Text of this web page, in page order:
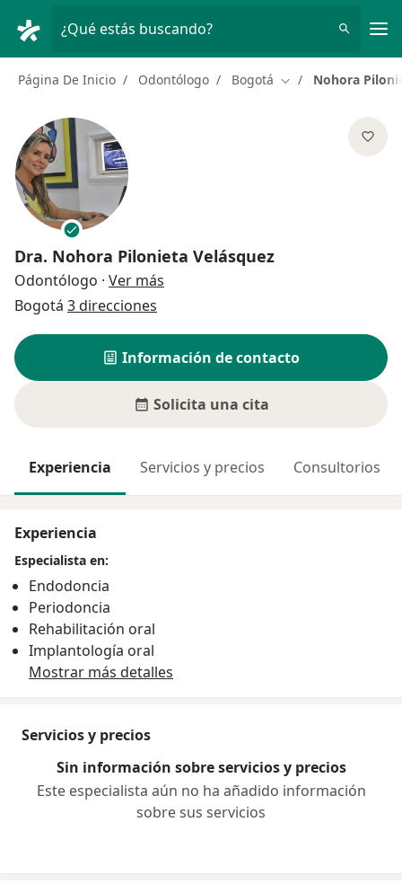
¿Qué estás buscando?
Página De Inicio Odontólogo Bogotá Cambiar de ciudad
Nohora
Dra. Nohora Pilonieta Velásquez
Odontólogo · Ver más
Bogotá 3 direcciones
Información de contacto
Solicita una cita
Experiencia Servicios y precios Consultorios
Experiencia
Especialista en:
Endodoncia
Periodoncia
Rehabilitación oral
Implantología oral
Mostrar más detalles
Servicios y precios
Sin información sobre servicios y precios
Este especialista aún no ha añadido información
sobre sus servicios